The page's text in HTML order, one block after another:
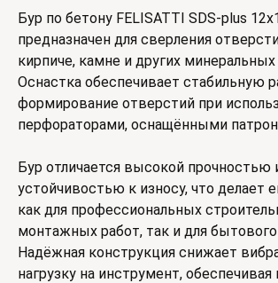
Бур по бетону FELISATTI SDS-plus
предназначен для сверления
кирпиче, камне и других минеральных
Оснастка обеспечивает стабильную
формирование отверстий при
перфораторами, оснащёнными
Бур отличается высокой прочностью
устойчивостью к износу, что делает
как для профессиональных
монтажных работ, так и для
Надёжная конструкция снижает
нагрузку на инструмент,